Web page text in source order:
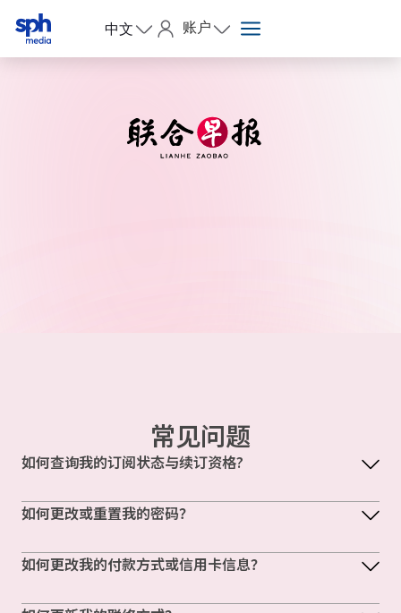
中文 账户
常见问题
如何查询我的订阅状态与续订资格?
如何更改或重置我的密码？
如何更改我的付款方式或信用卡信息？